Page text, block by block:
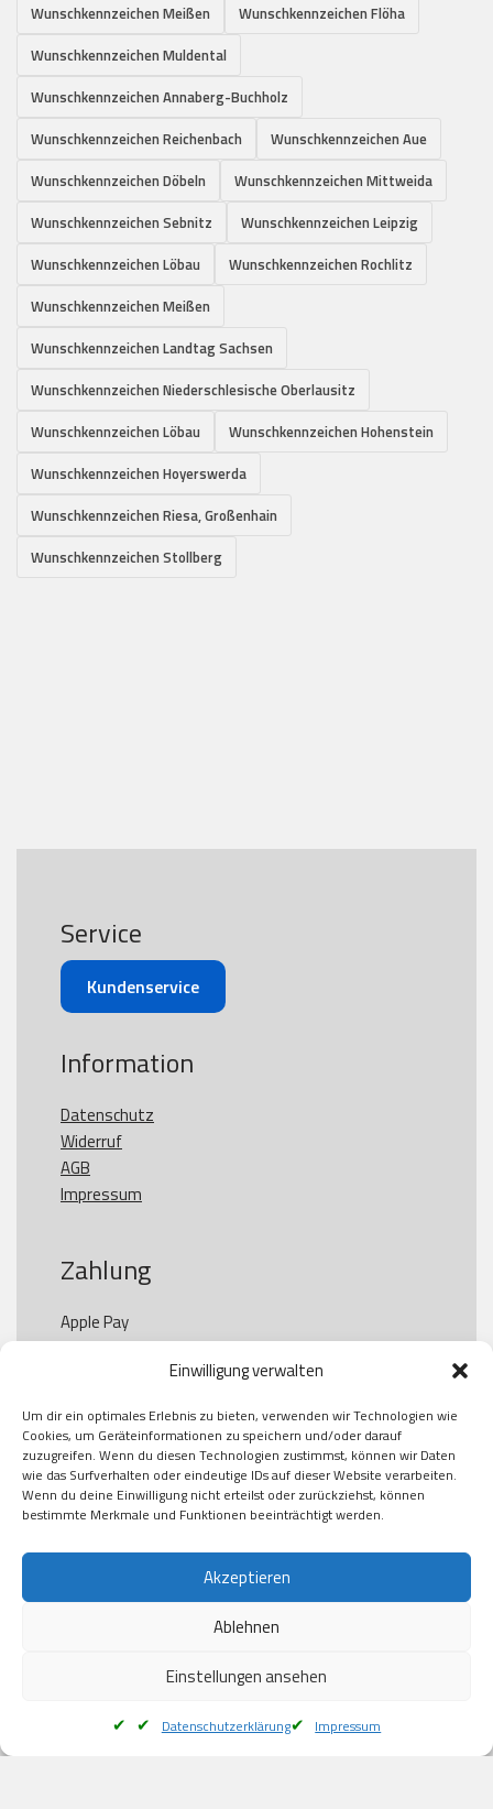
Einwilligung verwalten
Um dir ein optimales Erlebnis zu bieten, verwenden wir Technologien wie
Cookies, um Geräteinformationen zu speichern und/oder darauf
zuzugreifen. Wenn du diesen Technologien zustimmst, können wir Daten
wie das Surfverhalten oder eindeutige IDs auf dieser Website verarbeiten.
Wenn du deine Einwilligung nicht erteilst oder zurückziehst, können
bestimmte Merkmale und Funktionen beeinträchtigt werden.
Akzeptieren
Ablehnen
Einstellungen ansehen
Datenschutzerklärung Impressum
Wunschkennzeichen Meißen
Wunschkennzeichen Flöha
Wunschkennzeichen Muldental
Wunschkennzeichen Annaberg-Buchholz
Wunschkennzeichen Reichenbach
Wunschkennzeichen Aue
Wunschkennzeichen Döbeln
Wunschkennzeichen Mittweida
Wunschkennzeichen Sebnitz
Wunschkennzeichen Leipzig
Wunschkennzeichen Löbau
Wunschkennzeichen Rochlitz
Wunschkennzeichen Meißen
Wunschkennzeichen Landtag Sachsen
Wunschkennzeichen Niederschlesische Oberlausitz
Wunschkennzeichen Löbau
Wunschkennzeichen Hohenstein
Wunschkennzeichen Hoyerswerda
Wunschkennzeichen Riesa, Großenhain
Wunschkennzeichen Stollberg
Service
Kundenservice
Information
Datenschutz
Widerruf
AGB
Impressum
Zahlung
Apple Pay
Paypal
Kauf auf Rechung
Klarna
American Express